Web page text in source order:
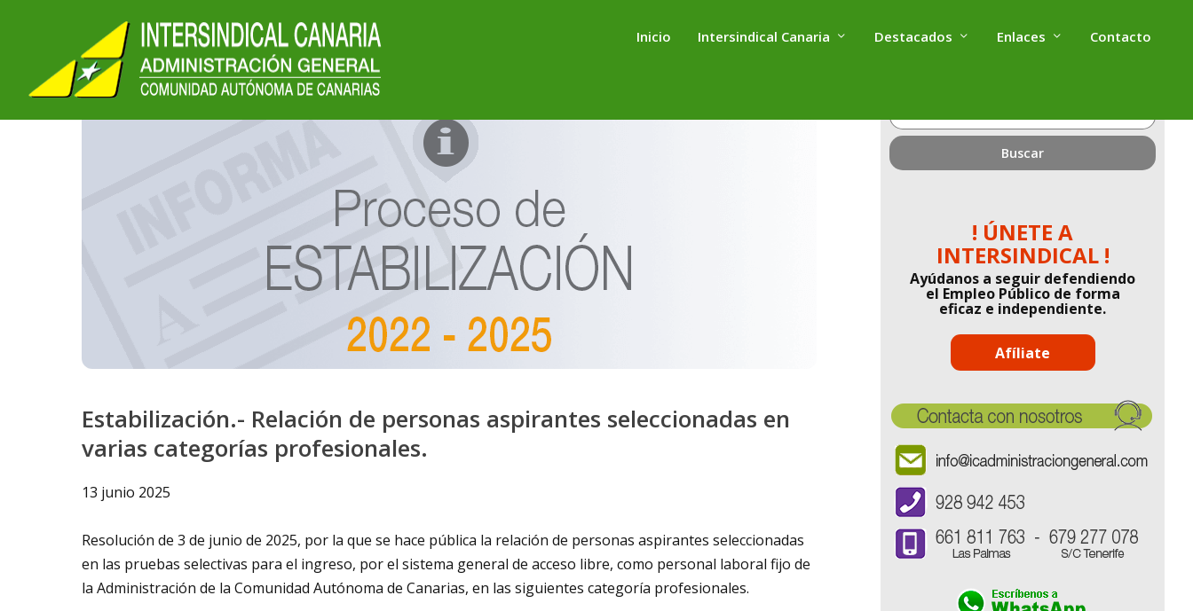
Inicio Intersindical Canaria Destacados Enlaces Contacto
Estabilización.- Relación de personas aspirantes seleccionadas en
varias categorías profesionales.
13 junio 2025
Resolución de 3 de junio de 2025, por la que se hace pública la relación de personas aspirantes seleccionadas
en las pruebas selectivas para el ingreso, por el sistema general de acceso libre, como personal laboral fijo de
la Administración de la Comunidad Autónoma de Canarias, en las siguientes categoría profesionales.
estás
buscando?
! ÚNETE A
INTERSINDICAL !
Ayúdanos a seguir defendiendo
el Empleo Público de forma
eficaz e independiente.
Afíliate